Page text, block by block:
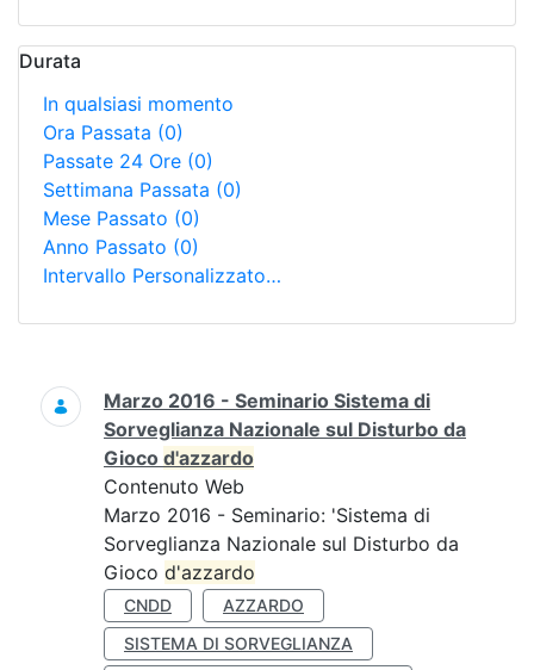
Durata
In qualsiasi momento
Ora Passata (0)
Passate 24 Ore (0)
Settimana Passata (0)
Mese Passato (0)
Anno Passato (0)
Intervallo Personalizzato…
Ricerca
Marzo 2016 - Seminario Sistema di
Sorveglianza Nazionale sul Disturbo da
Gioco d'azzardo
Contenuto Web
Marzo 2016 - Seminario: 'Sistema di
Sorveglianza Nazionale sul Disturbo da
Gioco d'azzardo
CNDD
AZZARDO
SISTEMA DI SORVEGLIANZA